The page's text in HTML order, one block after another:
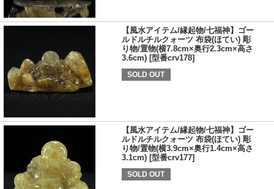
【風水アイテム/縁起物/七福神】ゴー
ルドルチルクォーツ 布袋(ほてい) 彫
り物/置物(横7.8cm×奥行2.3cm×高さ
3.6cm) [型番crv178]
SOLD OUT
【風水アイテム/縁起物/七福神】ゴー
ルドルチルクォーツ 布袋(ほてい) 彫
り物/置物(横3.9cm×奥行1.4cm×高さ
3.1cm) [型番crv177]
SOLD OUT